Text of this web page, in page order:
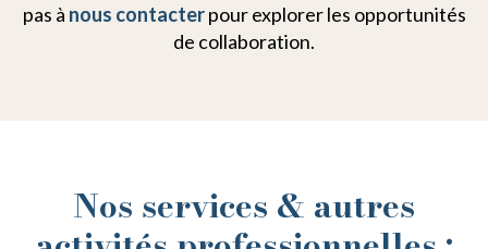
pas à nous contacterpour explorer les opportunités
de collaboration.
Nos services & autres